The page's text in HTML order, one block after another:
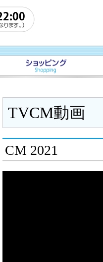
TVCM動画
CM 2021